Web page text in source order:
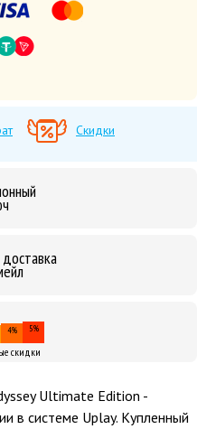
Скидки
4% 5%
скидки
Ultimate Edition -
в системе Uplay. Купленный